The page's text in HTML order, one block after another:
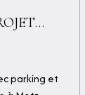
parking et